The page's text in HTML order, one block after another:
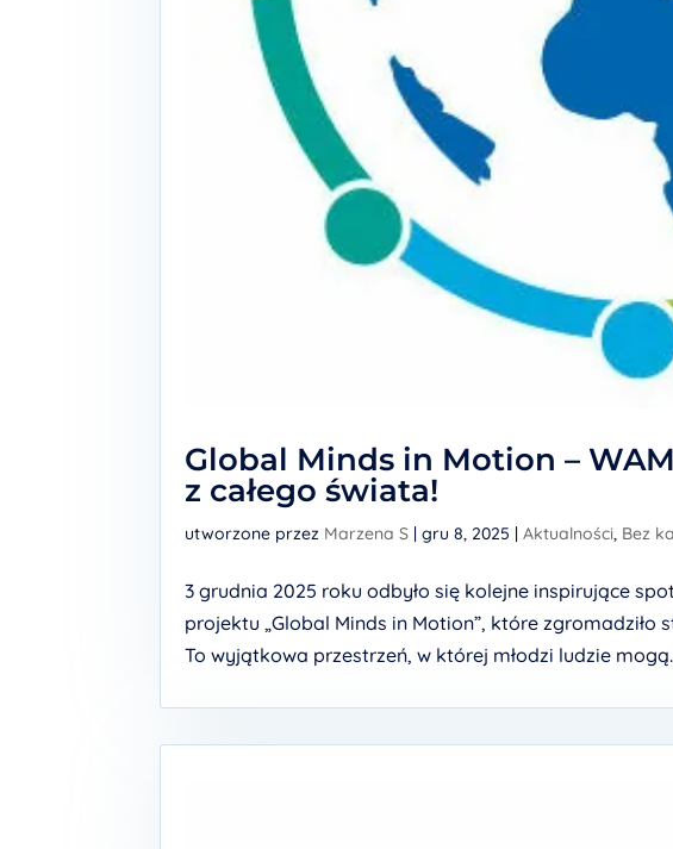
Global Minds in Motion –
z całego świata!
utworzone przez Marzena S |gru 8, 2025 |Aktualności Bez
3 grudnia 2025 roku odbyło się kolejne inspirujące
projektu „Global Minds in Motion”, które
To wyjątkowa przestrzeń, w której młodzi ludzie